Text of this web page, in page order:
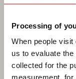
Processing of
When people
us to evaluate
collected for the
measurement,
CUISINER